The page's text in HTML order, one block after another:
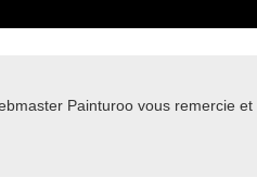
Painturoo vous remercie et